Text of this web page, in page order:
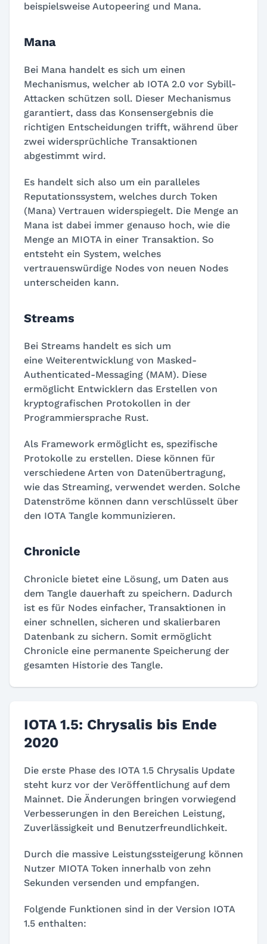
beispielsweise Autopeering und Mana.
Mana
Bei Mana handelt es sich um einen
Mechanismus, welcher ab IOTA 2.0 vor Sybill-
Attacken schützen soll. Dieser Mechanismus
garantiert, dass das Konsensergebnis die
richtigen Entscheidungen trifft, während über
zwei widersprüchliche Transaktionen
abgestimmt wird.
Es handelt sich also um ein paralleles
Reputationssystem, welches durch Token
(Mana) Vertrauen widerspiegelt. Die Menge an
Mana ist dabei immer genauso hoch, wie die
Menge an MIOTA in einer Transaktion. So
entsteht ein System, welches
vertrauenswürdige Nodes von neuen Nodes
unterscheiden kann.
Streams
Bei Streams handelt es sich um
eine Weiterentwicklung von Masked-
Authenticated-Messaging (MAM). Diese
ermöglicht Entwicklern das Erstellen von
kryptografischen Protokollen in der
Programmiersprache Rust.
Als Framework ermöglicht es, spezifische
Protokolle zu erstellen. Diese können für
verschiedene Arten von Datenübertragung,
wie das Streaming, verwendet werden. Solche
Datenströme können dann verschlüsselt über
den IOTA Tangle kommunizieren.
Chronicle
Chronicle bietet eine Lösung, um Daten aus
dem Tangle dauerhaft zu speichern. Dadurch
ist es für Nodes einfacher, Transaktionen in
einer schnellen, sicheren und skalierbaren
Datenbank zu sichern. Somit ermöglicht
Chronicle eine permanente Speicherung der
gesamten Historie des Tangle.
IOTA 1.5: Chrysalis bis Ende
2020
Die erste Phase des IOTA 1.5 Chrysalis Update
steht kurz vor der Veröffentlichung auf dem
Mainnet. Die Änderungen bringen vorwiegend
Verbesserungen in den Bereichen Leistung,
Zuverlässigkeit und Benutzerfreundlichkeit.
Durch die massive Leistungssteigerung können
Nutzer MIOTA Token innerhalb von zehn
Sekunden versenden und empfangen.
Folgende Funktionen sind in der Version IOTA
1.5 enthalten: